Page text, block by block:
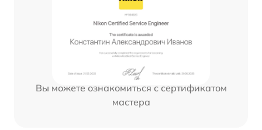
Вы можете ознакомиться с сертификатом
мастера